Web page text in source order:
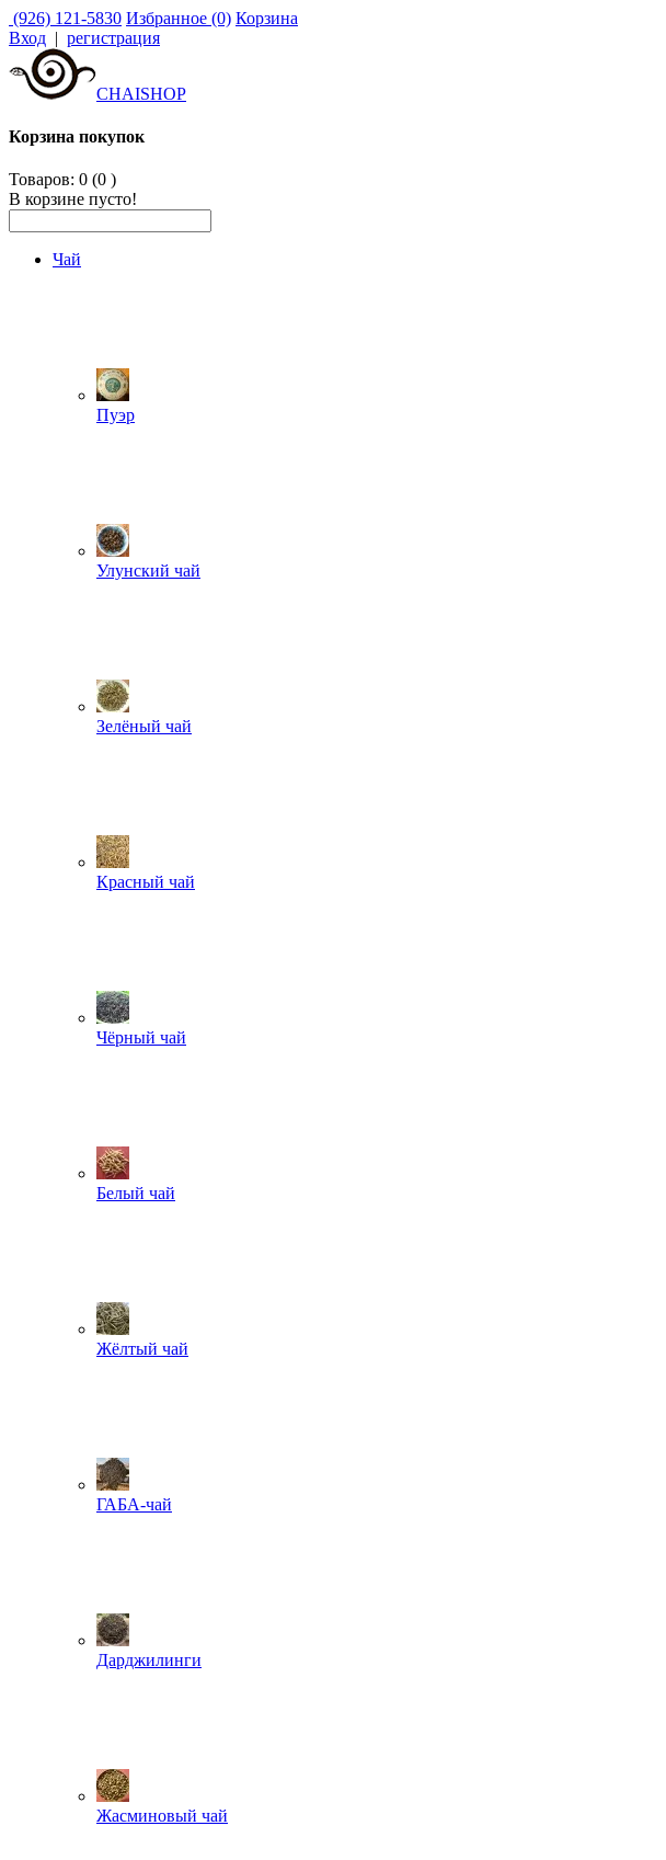
(926) 121-5830 Избранное (0) Корзина
Вход | регистрация
CHAISHOP
Корзина покупок
Товаров: 0 (0 )
В корзине пусто!
Чай
Пуэр
Улунский чай
Зелёный чай
Красный чай
Чёрный чай
Белый чай
Жёлтый чай
ГАБА-чай
Дарджилинги
Жасминовый чай